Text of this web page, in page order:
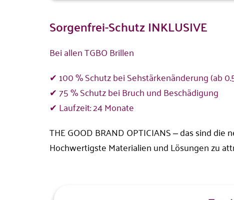
Sorgenfrei-Schutz INKLUSIVE
Bei allen TGBO Brillen
✔ 100 % Schutz bei Sehstärkenänderung (ab
✔ 75 % Schutz bei Bruch und Beschädigung
✔ Laufzeit: 24 Monate
THE GOOD BRAND OPTICIANS – das sind
Hochwertigste Materialien und Lösungen zu